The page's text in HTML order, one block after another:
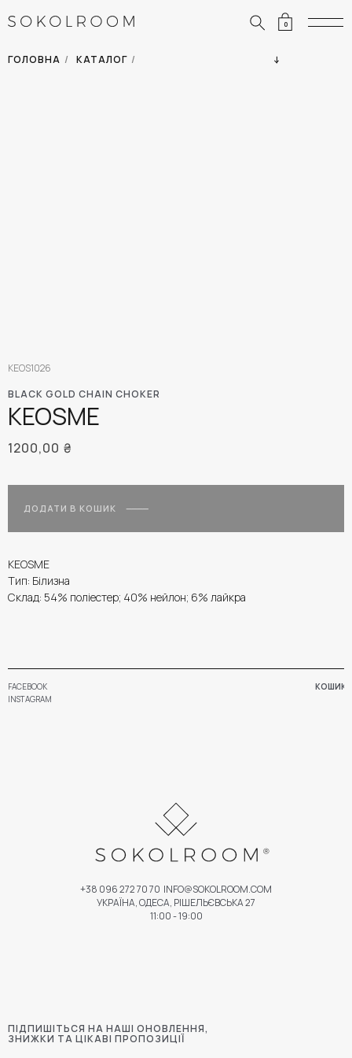
0
ГОЛОВНА / КАТАЛОГ /
BLACK GOLD CHAIN CHOKER
KEOSME
KEOS1026
1200,00 ₴
ДОДАТИ В КОШИК
KEOSME
Тип: Білизна
Склад: 54% поліестер; 40% нейлон; 6% лайкра
FACEBOOK КОШИК
ПІДПИШІТЬСЯ НА НАШІ ОНОВЛЕННЯ,
ЗНИЖКИ ТА ЦІКАВІ ПРОПОЗИЦІЇ
+38 096 272 70 70 INFO@SOKOLROOM.COM
УКРАЇНА, ОДЕСА, РІШЕЛЬЄВСЬКА 27
11:00 - 19:00
INSTAGRAM